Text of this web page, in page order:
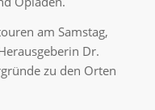
am Samstag,
Dr.
zu den Orten